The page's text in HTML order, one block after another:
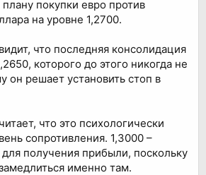
плану покупки евро против
на уровне 1,2700.
что последняя консолидация
которого до этого никогда не
он решает установить стоп в
что это психологически
сопротивления. 1,3000 –
получения прибыли, поскольку
именно там.